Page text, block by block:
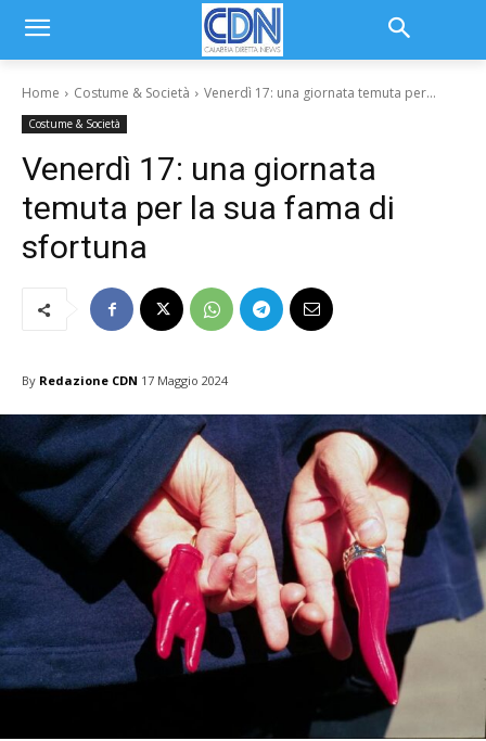
Home Costume & Società Venerdì 17: una giornata temuta per...
Costume & Società
Venerdì 17: una giornata
temuta per la sua fama di
sfortuna
By Redazione CDN 17 Maggio 2024